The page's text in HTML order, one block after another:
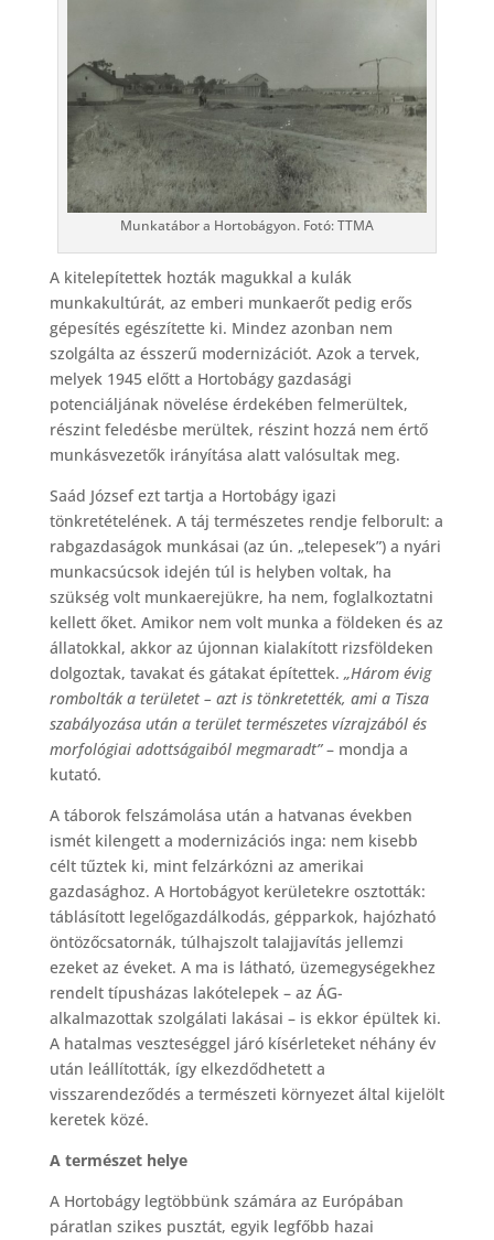
Munkatábor a Hortobágyon. Fotó: TTMA
A kitelepítettek hozták magukkal a kulák
munkakultúrát, az emberi munkaerőt pedig erős
gépesítés egészítette ki. Mindez azonban nem
szolgálta az ésszerű modernizációt. Azok a tervek,
melyek 1945 előtt a Hortobágy gazdasági
potenciáljának növelése érdekében felmerültek,
részint feledésbe merültek, részint hozzá nem értő
munkásvezetők irányítása alatt valósultak meg.
Saád József ezt tartja a Hortobágy igazi
tönkretételének. A táj természetes rendje felborult: a
rabgazdaságok munkásai (az ún. „telepesek”) a nyári
munkacsúcsok idején túl is helyben voltak, ha
szükség volt munkaerejükre, ha nem, foglalkoztatni
kellett őket. Amikor nem volt munka a földeken és az
állatokkal, akkor az újonnan kialakított rizsföldeken
dolgoztak, tavakat és gátakat építettek. „Három évig
rombolták a területet – azt is tönkretették, ami a Tisza
szabályozása után a terület természetes vízrajzából és
morfológiai adottságaiból megmaradt”– mondja a
kutató.
A táborok felszámolása után a hatvanas években
ismét kilengett a modernizációs inga: nem kisebb
célt tűztek ki, mint felzárkózni az amerikai
gazdasághoz. A Hortobágyot kerületekre osztották:
táblásított legelőgazdálkodás, gépparkok, hajózható
öntözőcsatornák, túlhajszolt talajjavítás jellemzi
ezeket az éveket. A ma is látható, üzemegységekhez
rendelt típusházas lakótelepek – az ÁG-
alkalmazottak szolgálati lakásai – is ekkor épültek ki.
A hatalmas veszteséggel járó kísérleteket néhány év
után leállították, így elkezdődhetett a
visszarendeződés a természeti környezet által kijelölt
keretek közé.
A természet helye
A Hortobágy legtöbbünk számára az Európában
páratlan szikes pusztát, egyik legfőbb hazai